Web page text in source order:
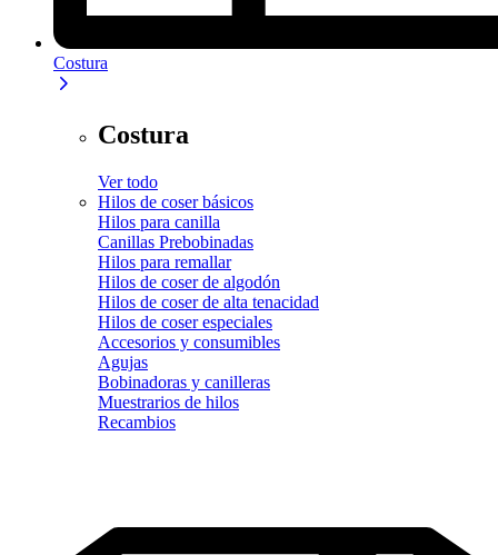
Costura
Costura
Ver todo
Hilos de coser básicos
Hilos para canilla
Canillas Prebobinadas
Hilos para remallar
Hilos de coser de algodón
Hilos de coser de alta tenacidad
Hilos de coser especiales
Accesorios y consumibles
Agujas
Bobinadoras y canilleras
Muestrarios de hilos
Recambios